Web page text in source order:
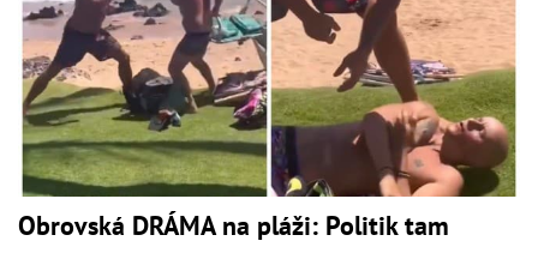
Obrovská DRÁMA na pláži: Politik tam